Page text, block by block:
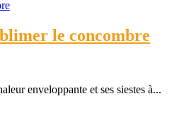
le concombre
enveloppante et ses siestes à...